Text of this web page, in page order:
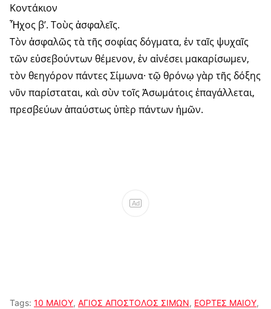
Κοντάκιον
Ἦχος β’. Τοὺς ἀσφαλεῖς.
Τὸν ἀσφαλῶς τὰ τῆς σοφίας δόγματα, ἐν ταῖς ψυχαῖς
τῶν εὐσεβούντων θέμενον, ἐν αἰνέσει μακαρίσωμεν,
τὸν θεηγόρον πάντες Σίμωνα· τῷ θρόνῳ γὰρ τῆς δόξης
νῦν παρίσταται, καὶ σὺν τοῖς Ἀσωμάτοις ἐπαγάλλεται,
πρεσβεύων ἀπαύστως ὑπὲρ πάντων ἡμῶν.
Ad
Tags: 10 ΜΑΙΟΥ, ΑΓΙΟΣ ΑΠΟΣΤΟΛΟΣ ΣΙΜΩΝ, ΕΟΡΤΕΣ ΜΑΙΟΥ,